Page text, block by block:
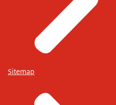
Sitemap